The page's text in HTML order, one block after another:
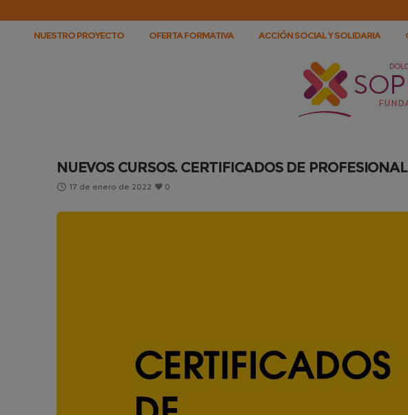
NUESTRO PROYECTO OFERTA FORMATIVA ACCIÓN SOCIAL Y SOLIDARIA
NUEVOS CURSOS. CERTIFICADOS DE
17 de enero de 2022 0